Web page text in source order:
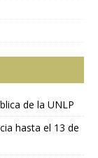
de la UNLP
hasta el 13 de